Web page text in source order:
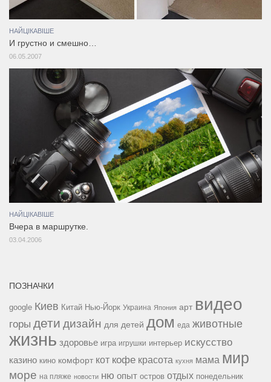
НАЙЦІКАВІШЕ
И грустно и смешно…
06.05.2007
НАЙЦІКАВІШЕ
Вчера в маршрутке.
03.04.2006
ПОЗНАЧКИ
google Киев Китай Нью-Йорк Украина Япония арт видео
горы дети дизайн для детей дом еда животные
жизнь здоровье игра игрушки интерьер искусство
казино кино комфорт кот кофе красота кухня мама мир
море на пляже новости ню опыт остров отдых понедельник